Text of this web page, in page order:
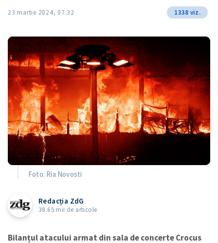
23 martie 2024, 07:32 1338 viz.
Foto: Ria Novosti
Redacția ZdG
38.65 mii de articole
Bilanțul atacului armat din sala de concerte Crocus